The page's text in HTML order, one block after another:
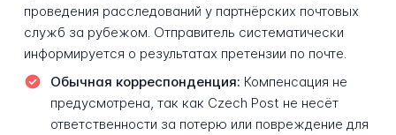
проведения расследований у партнёрских почтовых
служб за рубежом. Отправитель систематически
информируется о результатах претензии по почте.
Обычная корреспонденция: Компенсация не
предусмотрена, так как Czech Post не несёт
ответственности за потерю или повреждение для